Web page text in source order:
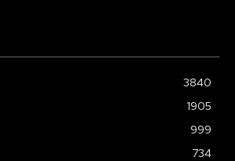
3840
1905
999
734